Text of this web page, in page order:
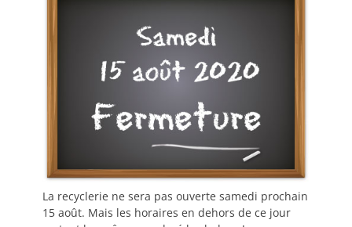
La recyclerie ne sera pas ouverte samedi prochain
15 août. Mais les horaires en dehors de ce jour